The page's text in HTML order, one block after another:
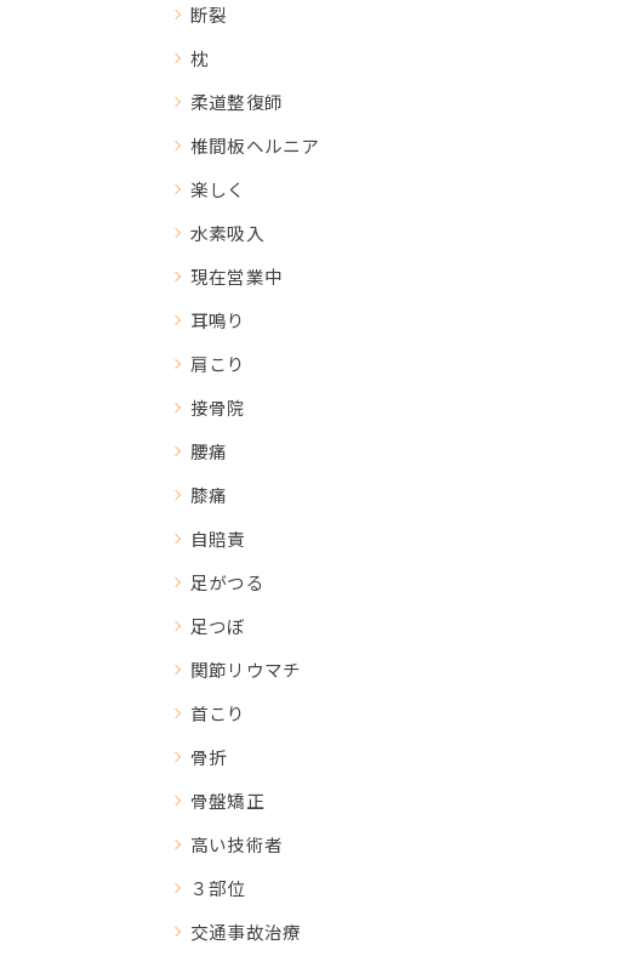
断裂
枕
柔道整復師
椎間板ヘルニア
楽しく
水素吸入
現在営業中
耳鳴り
肩こり
接骨院
腰痛
膝痛
自賠責
足がつる
足つぼ
関節リウマチ
首こり
骨折
骨盤矯正
高い技術者
３部位
交通事故治療